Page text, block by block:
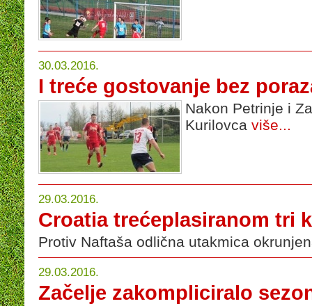
30.03.2016.
I treće gostovanje bez
Nakon Petrinje i
Kurilovca više...
29.03.2016.
Croatia trećeplasiranom tri
Protiv Naftaša odlična utakmica
29.03.2016.
Začelje zakompliciralo